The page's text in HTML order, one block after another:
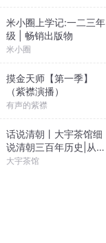
米小圈上学记:一二三年
级 | 畅销出版物
米小圈
摸金天师【第一季】
（紫襟演播）
有声的紫襟
话说清朝丨大宇茶馆细
说清朝三百年历史|从努
尔哈赤到末代皇帝溥仪|
大宇茶馆